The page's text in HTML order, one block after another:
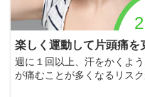
楽しく運動して片頭痛を
週に１回以上、汗をかくよ
が痛むことが多くなるリス